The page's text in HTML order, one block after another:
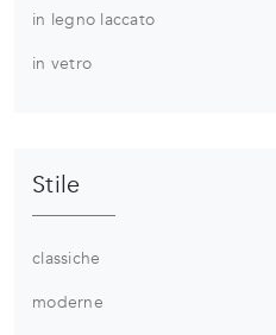
in legno laccato
in vetro
Stile
classiche
moderne